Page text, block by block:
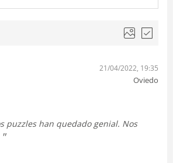
21/04/2022, 19:35
Oviedo